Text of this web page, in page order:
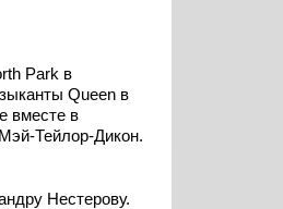
Park в
Queen в
вместе в
Тейлор-Дикон.
Нестерову.